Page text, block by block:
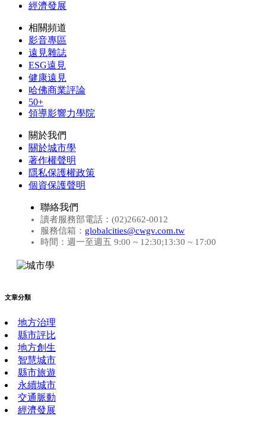
經濟發展
相關頻道
影音專區
遠見雜誌
ESG遠見
健康遠見
哈佛商業評論
50+
領導影響力學院
關於我們
關於城市學
著作權聲明
隱私保護權政策
個資保護聲明
聯絡我們
讀者服務部電話：(02)2662-0012
服務信箱： globalcities@cwgv.com.tw
時間：週一至週五 9:00 ~ 12:30;13:30 ~ 17:00
文章分類
地方治理
縣市評比
地方創生
智慧城市
縣市旅遊
永續城市
交通脈動
經濟發展